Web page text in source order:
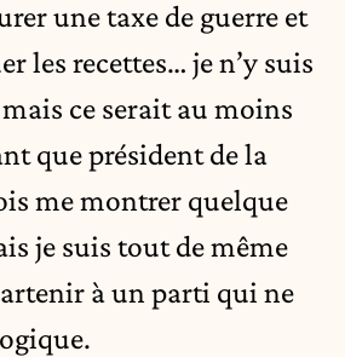
une taxe de guerre et
les recettes… je n’y suis
ce serait au moins
que président de la
me montrer quelque
je suis tout de même
à un parti qui ne